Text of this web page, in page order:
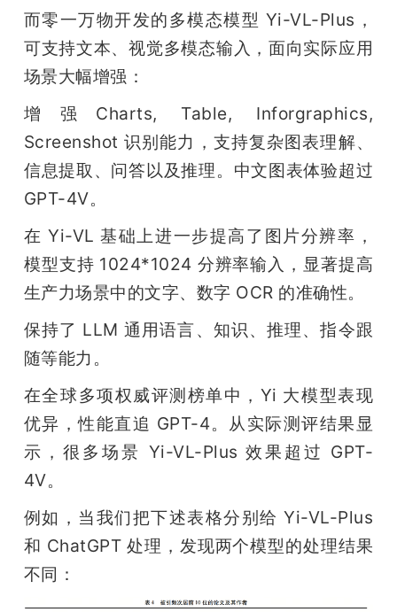
而零一万物开发的多模态模型 Yi-VL-Plus，
可支持文本、视觉多模态输入，面向实际应用
场景大幅增强：
增强Charts, Table, Inforgraphics,
Screenshot 识别能力，支持复杂图表理解、
信息提取、问答以及推理。中文图表体验超过
GPT-4V。
在 Yi-VL 基础上进一步提高了图片分辨率，
模型支持 1024*1024 分辨率输入，显著提高
生产力场景中的文字、数字 OCR 的准确性。
保持了 LLM 通用语言、知识、推理、指令跟
随等能力。
在全球多项权威评测榜单中，Yi 大模型表现
优异，性能直追 GPT-4。从实际测评结果显
示，很多场景 Yi-VL-Plus 效果超过 GPT-
4V。
例如，当我们把下述表格分别给 Yi-VL-Plus
和 ChatGPT 处理，发现两个模型的处理结果
不同：